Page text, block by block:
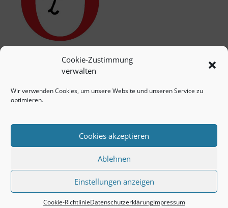
Cookie-Zustimmung
verwalten
Wir verwenden Cookies, um unsere Website und unseren Service zu
optimieren.
Cookies akzeptieren
Ablehnen
Einstellungen anzeigen
Cookie-RichtlinieDatenschutzerklärungImpressum
© 2026 Unser-quartier.de/oberhausen -> COPYRIGHT